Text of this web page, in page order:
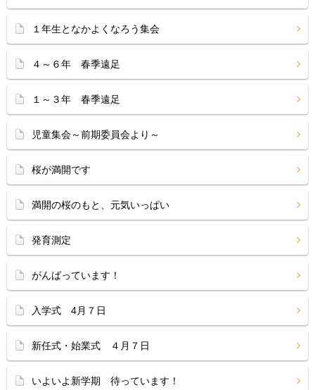
１年生となかよくなろう集会
４～６年 春季遠足
１～３年 春季遠足
児童集会～前期委員会より～
桜が満開です
満開の桜のもと、元気いっぱい
発育測定
がんばっています！
入学式 4月７日
新任式・始業式 ４月７日
いよいよ新学期 待っています！